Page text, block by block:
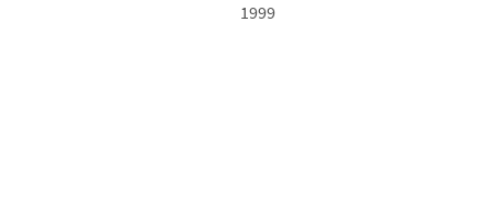
1999